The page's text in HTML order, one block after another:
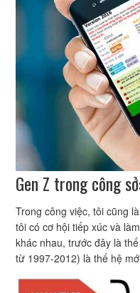
Gen Z trong công
Trong công việc, tôi cũng
tôi có cơ hội tiếp xúc và
khác nhau, trước đây là
từ 1997-2012) là thế hệ